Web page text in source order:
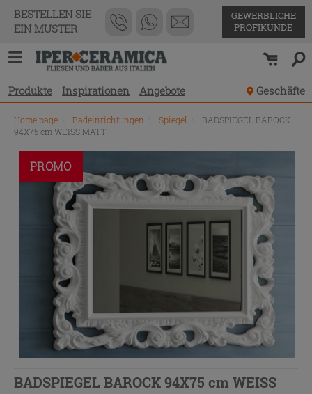
BESTELLEN SIE
EIN MUSTER
GEWERBLICHE
PROFIKUNDE
Produkte Inspirationen Angebote Geschäfte
Home page Badeinrichtungen Spiegel
BADSPIEGEL BAROCK
94X75 cm WEISS MATT
PROMO
BADSPIEGEL BAROCK 94X75 cm WEISS